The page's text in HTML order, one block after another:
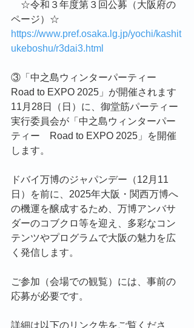
☆令和３年度第３回公募（大阪府の
ページ）☆
https://www.pref.osaka.lg.jp/yochi/kashit
ukeboshu/r3dai3.html
③「中之島ウィンターパーティー
Road to EXPO 2025」が開催されます
11月28日（日）に、御堂筋パーティー
実行委員会が「中之島ウィンターパー
ティー　Road to EXPO 2025」を開催
します。
ドバイ万博のジャパンデー（12月11
日）を前に、2025年大阪・関西万博へ
の機運を醸成するため、万博アンバサ
ダーのコブクロ等を迎え、多彩なコン
テンツやプログラムで大阪の魅力を広
く発信します。
ご参加（会場での観覧）には、事前の
応募が必要です。
詳細は以下のリンク先をご覧くださ